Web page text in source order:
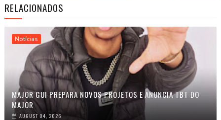
RELACIONADOS
Notícias
MAJOR GUI PREPARA NOVOS PROJETOS E ANUNCIA TBT DO
MAJOR
AUGUST 04, 2026